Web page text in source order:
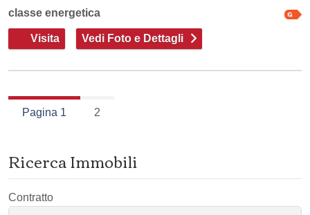
classe energetica
Visita Vedi Foto e Dettagli
Pagina 1 2
Ricerca Immobili
Contratto